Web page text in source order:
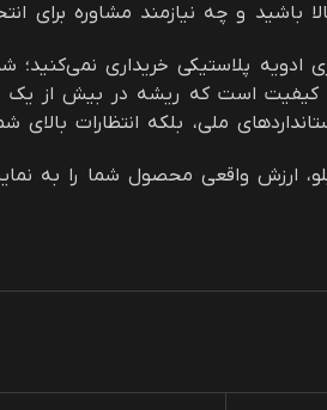
باشید و چه نیازمند مشاوره
تنها یک بطری ادویه پلاستیکی
است که ریشه در بیش از یک
ملی، بلکه انتظارات بالای
ارزش واقعی محصول شما را به